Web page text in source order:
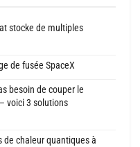
stocke de multiples
de fusée SpaceX
besoin de couper le
voici 3 solutions
de chaleur quantiques à